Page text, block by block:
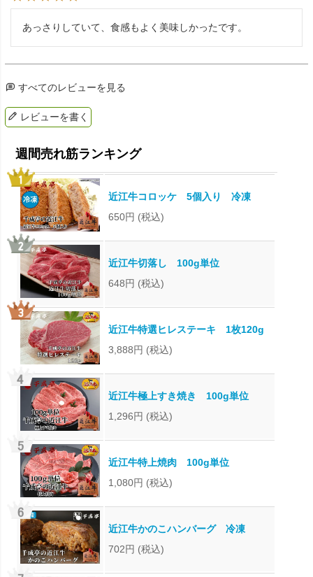
あっさりしていて、食感もよく美味しかったです。
すべてのレビューを見る
レビューを書く
近江牛コロッケ 5個入り 冷凍
650円 (税込)
近江牛切落し 100g単位
648円 (税込)
近江牛特選ヒレステーキ 1枚120g
3,888円 (税込)
近江牛極上すき焼き 100g単位
1,296円 (税込)
近江牛特上焼肉 100g単位
1,080円 (税込)
近江牛かのこハンバーグ 冷凍
702円 (税込)